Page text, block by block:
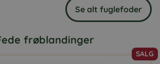
Se alt fuglefoder
frøblandinger
SALG